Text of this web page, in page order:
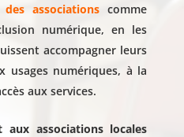
associations comme
numérique, en les
accompagner leurs
usages numériques, à la
aux services.
associations locales